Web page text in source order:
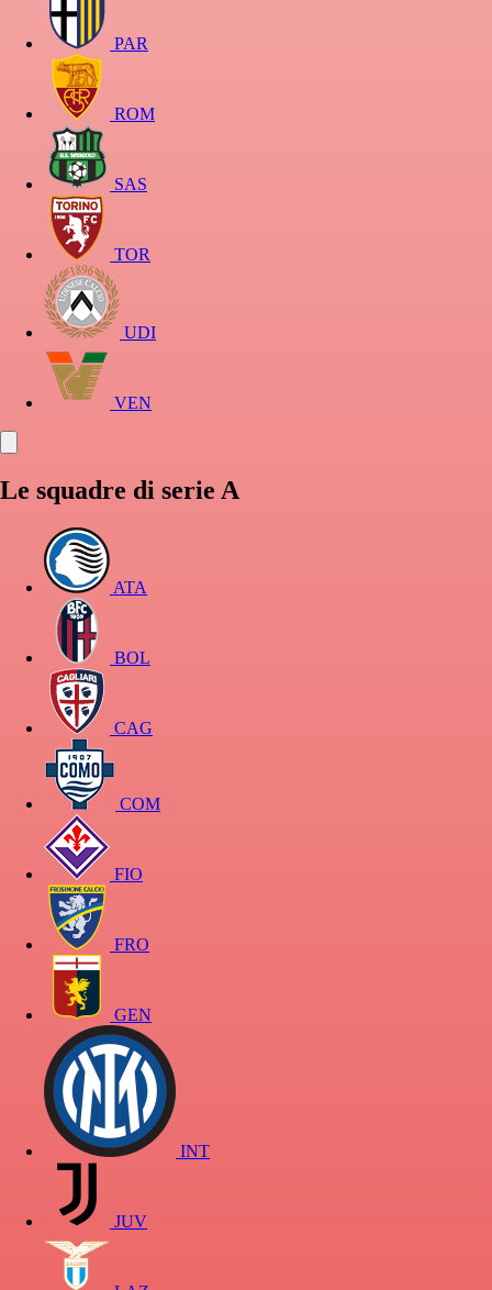
PAR
ROM
SAS
TOR
UDI
VEN
Le squadre di serie A
ATA
BOL
CAG
COM
FIO
FRO
GEN
INT
JUV